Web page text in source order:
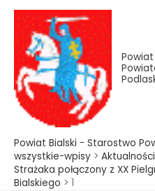
treści
Przejdź
treści
Powiat Bialski - Starostwo
wszystkie-wpisy > Aktualności
Strażaka połączony z XX
Bialskiego > 1